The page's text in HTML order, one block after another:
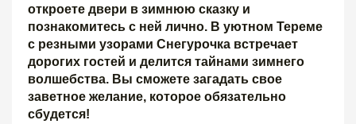
откроете двери в зимнюю сказку и
познакомитесь с ней лично. В уютном Тереме
с резными узорами Снегурочка встречает
дорогих гостей и делится тайнами зимнего
волшебства. Вы сможете загадать свое
заветное желание, которое обязательно
сбудется!